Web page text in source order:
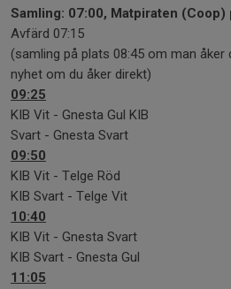
Samling: 07:00, Matpiraten (Coop)
Avfärd 07:15
(samling på plats 08:45 om man
nyhet om du åker direkt)
09:25
KIB Vit - Gnesta Gul KIB
Svart - Gnesta Svart
09:50
KIB Vit - Telge Röd
KIB Svart - Telge Vit
10:40
KIB Vit - Gnesta Svart
KIB Svart - Gnesta Gul
11:05